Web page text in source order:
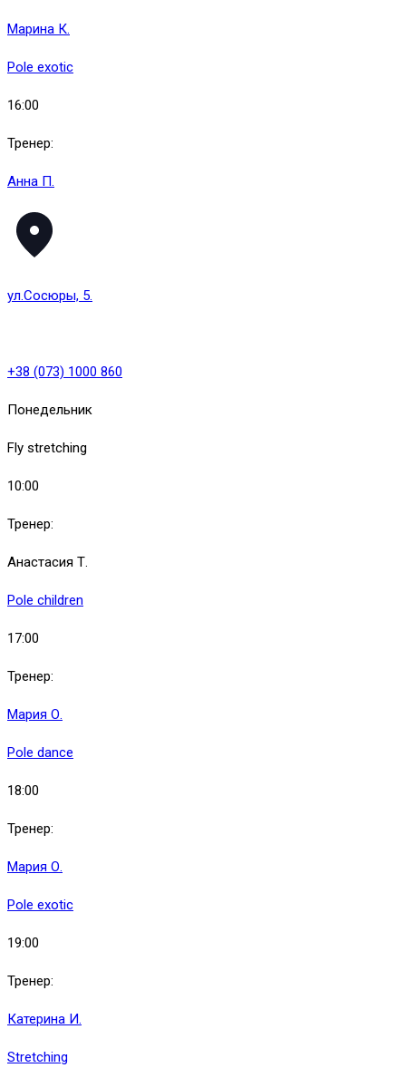
Марина К.
Pole exotic
16:00
Тренер:
Анна П.
ул.Сосюры, 5.
+38 (073) 1000 860
Понедельник
Fly stretching
10:00
Тренер:
Анастасия Т.
Pole children
17:00
Тренер:
Мария О.
Pole dance
18:00
Тренер:
Мария О.
Pole exotic
19:00
Тренер:
Катерина И.
Stretching